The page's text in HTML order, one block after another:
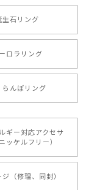
生石リング
ロラリング
らんぼリング
ギー対応アクセサ
ッケルフリー）
（修理、同封）